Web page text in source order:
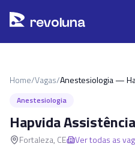
revoluna
Home/Vagas/Anestesiologia —
Anestesiologia
Hapvida
Fortaleza, CE Ver todas as